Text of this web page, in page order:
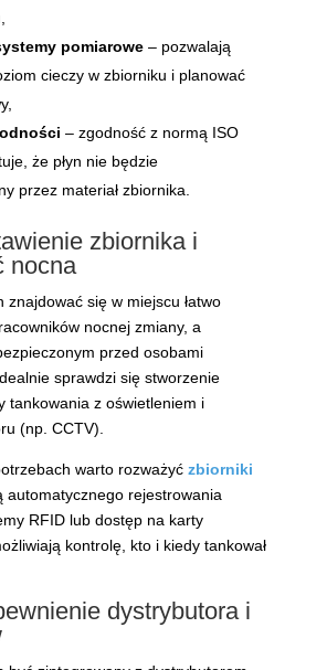
pomiarowe– pozwalają
cieczy w zbiorniku i planować
– zgodność z normą ISO
że płyn nie będzie
przez materiał zbiornika.
zbiornika i
nocna
znajdować się w miejscu łatwo
nocnej zmiany, a
przed osobami
sprawdzi się stworzenie
tankowania z oświetleniem i
(np. CCTV).
warto rozważyć zbiorniki
automatycznego rejestrowania
RFID lub dostęp na karty
kontrolę, kto i kiedy tankował
dystrybutora i